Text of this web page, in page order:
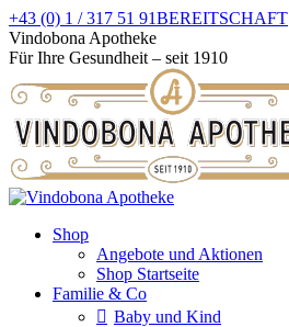
Zum
Inhalt
springen
+43 (0) 1 / 317 51 91BEREITSCHAFT
Facebook
page
in
new
window
Instagram
page
in
new
window
Vindobona Apotheke
Für Ihre Gesundheit – seit 1910
Shop
Angebote und Aktionen
Shop Startseite
Familie & Co
Baby und Kind